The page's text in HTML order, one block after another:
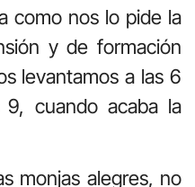
como nos lo pide la
y de formación
levantamos a las 6
cuando acaba la
monjas alegres, no